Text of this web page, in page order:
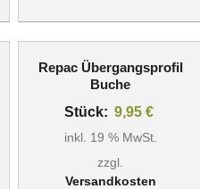
Repac Übergangsprofil
Buche
Stück: 9,95€
inkl. 19 % MwSt.
zzgl.
Versandkosten